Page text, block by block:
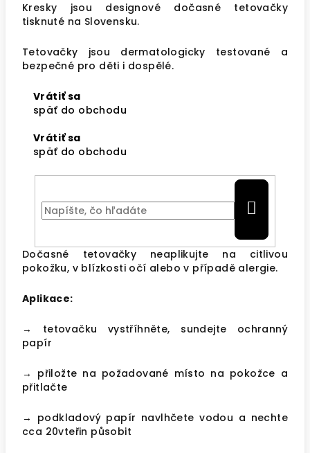
Kresky jsou designové dočasné tetovačky
tisknuté na Slovensku.
Tetovačky jsou dermatologicky testované a
bezpečné pro děti i dospělé.
Vrátiť sa
späť do obchodu
Vrátiť sa
späť do obchodu
Dočasné tetovačky neaplikujte na citlivou
pokožku, v blízkosti očí alebo v případě alergie.
Aplikace:
→ tetovačku vystříhněte, sundejte ochranný
papír
→ přiložte na požadované místo na pokožce a
přitlačte
→ podkladový papír navlhčete vodou a nechte
cca 20vteřin působit